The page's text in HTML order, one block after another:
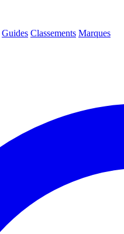
Guides Classements Marques